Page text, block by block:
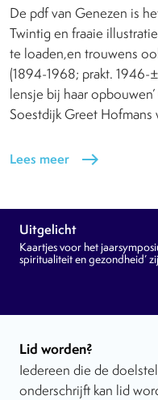
De pdf van Genezen is
Twintig en fraaie
te loaden,en trouwens
(1894-1968; prakt. 1946-
lensje bij haar
Soestdijk Greet
Lees meer east
Uitgelicht
Kaartjes voor het
spiritualiteit en gezondheid’
Lid worden?
Iedereen die de
onderschrijft kan lid